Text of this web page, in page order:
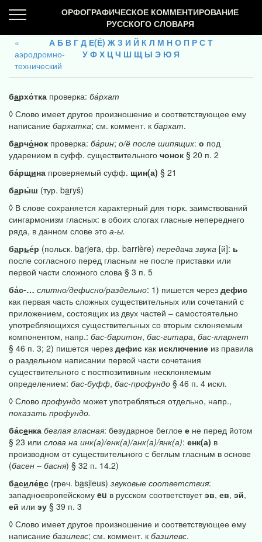
ОРФОГРАФИЧЕСКОЕ КОММЕНТИРОВАНИЕ
РУССКОГО СЛОВАРЯ
аэродромно-
технический
А Б В Г Д Е(Ё) Ж З И Й К Л М Н О П Р С Т
У Ф Х Ц Ч Ш Щ Ы Э Ю Я
бархо́тка проверка: ба́рхат
◊ Слово имеет другое произношение и соответствующее ему
написание бархатка; см. коммент. к бархат.
барчо́нок проверка: ба́рин; о/ё после шипящих: о под
ударением в суфф. существительного чонок § 20 п. 2
ба́рщина проверяемый суфф. щин(а) § 21
бары́ш (тур. baryš)
◊ В слове сохраняется характерный для тюрк. заимствований
сингармонизм гласных: в обоих слогах гласные непереднего
ряда, в данном слове это а-ы.
барье́р (польск. barjera, фр. barrière) передача звука [й]: ь
после согласного перед гласным не после приставки или
первой части сложного слова § 3 п. 5
ба́с-… слитно/дефисно/раздельно: 1) пишется через дефис
как первая часть сложных существительных или сочетаний с
приложением, состоящих из двух частей – самостоятельно
употребляющихся существительных со вторым склоняемым
компонентом, напр.: бас-баритон, бас-гитара, бас-кларнет
§ 46 п. 3; 2) пишется через дефис как исключение из правила
о раздельном написании первой части сочетания
существительного с постпозитивным несклоняемым
определением: бас-буфф, бас-профундо § 46 п. 4 искл.
◊ Слово профундо может употребляться отдельно, напр.,
показать профундо.
ба́сенка беглая гласная: безударное беглое е не перед йотом
§ 23 или слова на инк(а)/енк(а)/анк(а)/янк(а): енк(а) в
производном от существительного с беглым гласным в основе
(басен – басня) § 32 п. 14.2)
басиле́вс (греч. basileus) звуковые соответствия:
западноевропейскому eu в русском соответствуетэв, ев, эй,
ей или эу § 39 п. 3
◊ Слово имеет другое произношение и соответствующее ему
написание базилевс; см. коммент. к базилевс.